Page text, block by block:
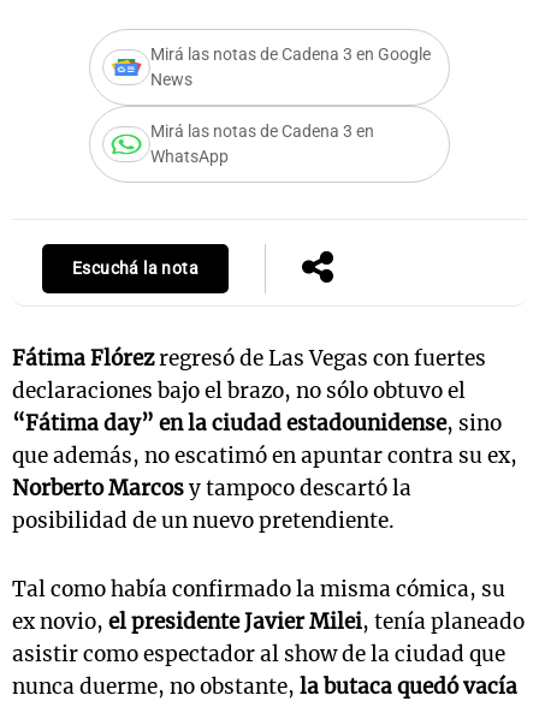
Mirá las notas de Cadena 3 en Google
News
Mirá las notas de Cadena 3 en
WhatsApp
Escuchá la nota
Fátima Flórezregresó de Las Vegas con fuertes
declaraciones bajo el brazo, no sólo obtuvo el
“Fátima day” en la ciudad estadounidense, sino
que además, no escatimó en apuntar contra su ex,
Norberto Marcosy tampoco descartó la
posibilidad de un nuevo pretendiente.
Tal como había confirmado la misma cómica, su
ex novio, el presidente Javier Milei, tenía planeado
asistir como espectador al show de la ciudad que
nunca duerme, no obstante, la butaca quedó vacía
Mundial 2026
Notas